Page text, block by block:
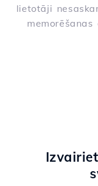
lietotāji